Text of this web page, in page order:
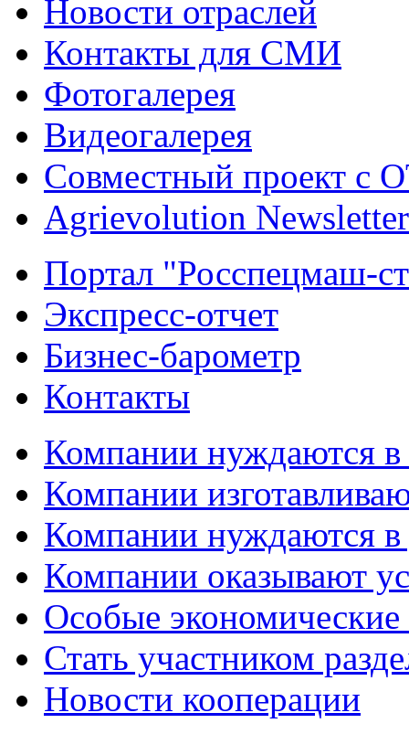
Новости отраслей
Контакты для СМИ
Фотогалерея
Видеогалерея
Совместный проект с
Agrievolution Newsletter
Портал "Росспецмаш-
Экспресс-отчет
Бизнес-барометр
Контакты
Компании нуждаются в
Компании
Компании нуждаются в
Компании оказывают
Особые
Стать участником
Новости кооперации